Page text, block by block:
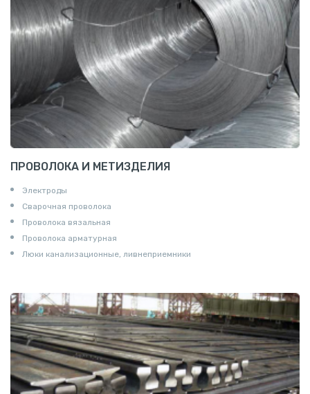
ПРОВОЛОКА И МЕТИЗДЕЛИЯ
Электроды
Сварочная проволока
Проволока вязальная
Проволока арматурная
Люки канализационные, ливнеприемники